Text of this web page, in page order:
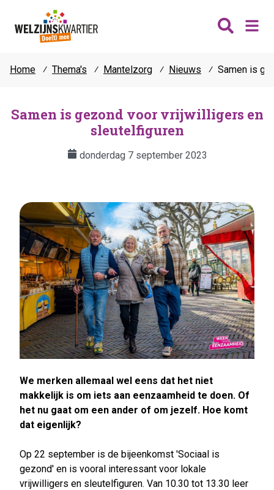
Noordwijk
Teylingen
Thema's
Vrijwilligers
Fit & vitaal
Mantelzorg
Verhuur
Contact
Home ⁄ Thema's ⁄ Mantelzorg ⁄ Nieuws ⁄ Samen is
Samen is gezond voor vrijwilligers en
sleutelfiguren
donderdag 7 september 2023
We merken allemaal wel eens dat het niet
makkelijk is om iets aan eenzaamheid te doen. Of
het nu gaat om een ander of om jezelf. Hoe komt
dat eigenlijk?
Op 22 september is de bijeenkomst 'Sociaal is
gezond' en is vooral interessant voor lokale
vrijwilligers en sleutelfiguren. Van 10.30 tot 13.30 leer